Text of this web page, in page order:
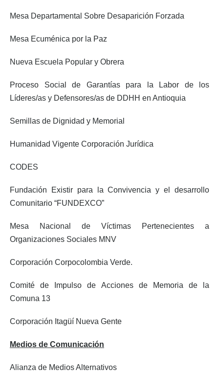
Mesa Departamental Sobre Desaparición Forzada
Mesa Ecuménica por la Paz
Nueva Escuela Popular y Obrera
Proceso Social de Garantías para la Labor de los
Líderes/as y Defensores/as de DDHH en Antioquia
Semillas de Dignidad y Memorial
Humanidad Vigente Corporación Jurídica
CODES
Fundación Existir para la Convivencia y el desarrollo
Comunitario “FUNDEXCO”
Mesa Nacional de Víctimas Pertenecientes a
Organizaciones Sociales MNV
Corporación Corpocolombia Verde.
Comité de Impulso de Acciones de Memoria de la
Comuna 13
Corporación Itagüí Nueva Gente
Medios de Comunicación
Alianza de Medios Alternativos